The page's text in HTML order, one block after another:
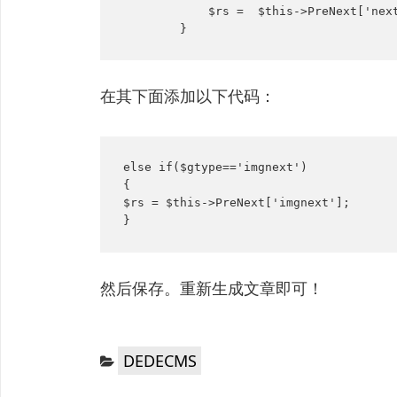
$rs =  $this-
}
在其下面添加以下代码：
else if($gtype=='imgnext')
{
$rs = $this->PreNext['imgnext'];
}
然后保存。重新生成文章即可！
分 DEDECMS